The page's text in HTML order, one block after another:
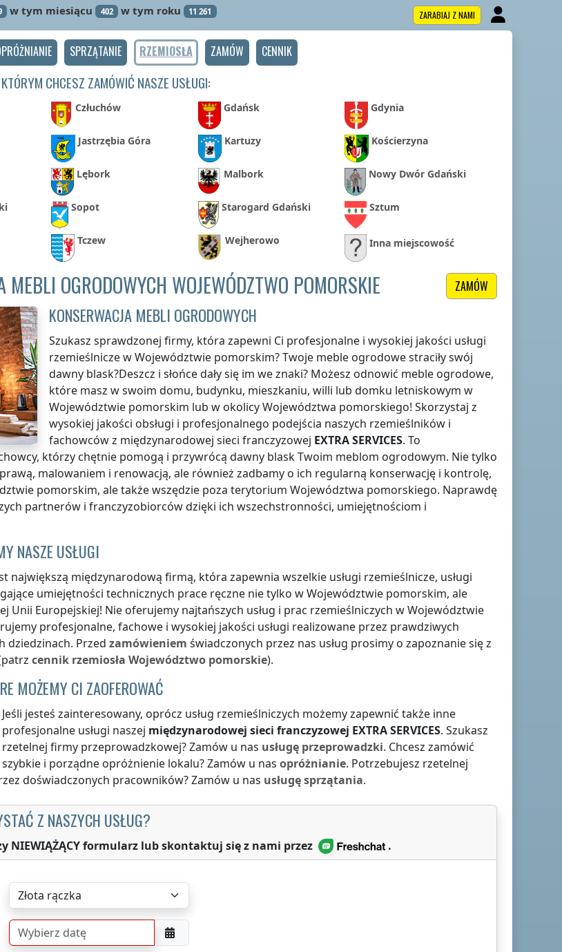
w tym miesiącu 402 w tym roku 11 261 ZARABIAJ Z NAMI
SPRZĄTANIE RZEMIOSŁA ZAMÓW CENNIK
CHCESZ ZAMÓWIĆ NASZE USŁUGI:
Człuchów Gdańsk Gdynia
Jastrzębia Góra Kartuzy Kościerzyna
Lębork Malbork Nowy Dwór Gdański
Sopot Starogard Gdański Sztum
Tczew Wejherowo Inna miejscowość
ZAMÓW
MEBLI OGRODOWYCH WOJEWÓDZTWO POMORSKIE
KONSERWACJA MEBLI OGRODOWYCH
Szukasz sprawdzonej firmy, która zapewni Ci profesjonalne i wysokiej jakości usługi
rzemieślniczew Województwie pomorskim? Twoje meble ogrodowe straciły swój
dawny blask?Deszcz i słońce dały się im we znaki? Możesz odnowić meble ogrodowe,
które masz w swoim domu, budynku, mieszkaniu, willi lub domku letniskowym w
Województwie pomorskim lub w okolicyWojewództwa pomorskiego! Skorzystaj z
wysokiej jakości obsługi i profesjonalnego podejścia naszych rzemieślników i
fachowców z międzynarodowej sieci franczyzowej EXTRA SERVICES. To
którzy chętnie pomogą i przywrócą dawny blask Twoim meblom ogrodowym. Nie tylko
malowaniem i renowacją, ale również zadbamy o ich regularną konserwację i kontrolę,
pomorskim, ale także wszędzie poza terytorium Województwa pomorskiego. Naprawdę
partnerów i franczyzobiorców dzięki ich wszechstronności, umiejętnościom i
NASZE USŁUGI
największą międzynarodową firmą, która zapewnia wszelkie usługi rzemieślnicze, usługi
umiejętności technicznych prace ręczne nie tylko w Województwie pomorskim, ale
Unii Europejskiej! Nie oferujemy najtańszych usług i prac rzemieślniczych w Województwie
profesjonalne, fachowe i wysokiej jakości usługi realizowane przez prawdziwych
dziedzinach. Przed zamówieniem świadczonych przez nas usług prosimy o zapoznanie się z
cennik rzemiosła Województwo pomorskie).
MOŻEMY CI ZAOFEROWAĆ
Jeśli jesteś zainteresowany, oprócz usług rzemieślniczych możemy zapewnić także inne
profesjonalne usługi naszej międzynarodowej sieci franczyzowej EXTRA SERVICES. Szukasz
rzetelnej firmy przeprowadzkowej? Zamów u nas usługę przeprowadzki. Chcesz zamówić
szybkie i porządne opróżnienie lokalu? Zamów u nas opróżnianie. Potrzebujesz rzetelnej
doświadczonych pracowników? Zamów u nas usługę sprzątania.
Z NASZYCH USŁUG?
NIEWIĄŻĄCY formularz lub skontaktuj się z nami przez .